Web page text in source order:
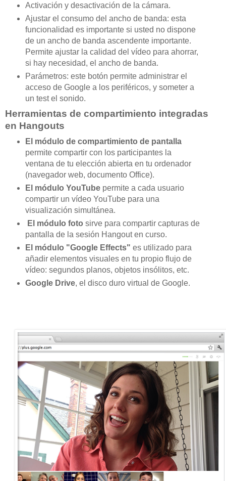
Activación y desactivación de la cámara.
Ajustar el consumo del ancho de banda: esta
funcionalidad es importante si usted no dispone
de un ancho de banda ascendente importante.
Permite ajustar la calidad del vídeo para ahorrar,
si hay necesidad, el ancho de banda.
Parámetros: este botón permite administrar el
acceso de Google a los periféricos, y someter a
un test el sonido.
Herramientas de compartimiento integradas
en Hangouts
El módulo de compartimiento de pantalla
permite compartir con los participantes la
ventana de tu elección abierta en tu ordenador
(navegador web, documento Office).
El módulo YouTube permite a cada usuario
compartir un vídeo YouTube para una
visualización simultánea.
El módulo foto sirve para compartir capturas de
pantalla de la sesión Hangout en curso.
El módulo "Google Effects" es utilizado para
añadir elementos visuales en tu propio flujo de
vídeo: segundos planos, objetos insólitos, etc.
Google Drive, el disco duro virtual de Google.